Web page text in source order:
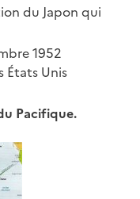
du Japon qui
1952
États Unis
Pacifique.